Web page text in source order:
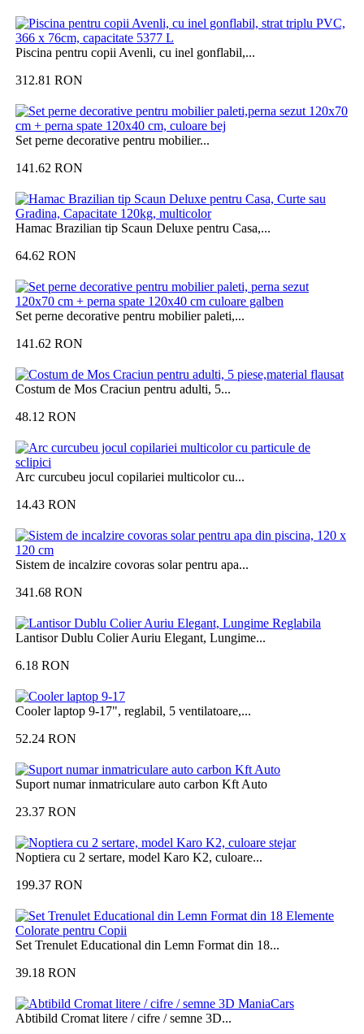
Piscina pentru copii Avenli, cu inel gonflabil,...
312.81 RON
Set perne decorative pentru mobilier...
141.62 RON
Hamac Brazilian tip Scaun Deluxe pentru Casa,...
64.62 RON
Set perne decorative pentru mobilier paleti,...
141.62 RON
Costum de Mos Craciun pentru adulti, 5...
48.12 RON
Arc curcubeu jocul copilariei multicolor cu...
14.43 RON
Sistem de incalzire covoras solar pentru apa...
341.68 RON
Lantisor Dublu Colier Auriu Elegant, Lungime...
6.18 RON
Cooler laptop 9-17", reglabil, 5 ventilatoare,...
52.24 RON
Suport numar inmatriculare auto carbon Kft Auto
23.37 RON
Noptiera cu 2 sertare, model Karo K2, culoare...
199.37 RON
Set Trenulet Educational din Lemn Format din 18...
39.18 RON
Abtibild Cromat litere / cifre / semne 3D...